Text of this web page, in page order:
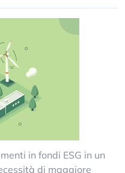
in fondi ESG in un
di maggiore